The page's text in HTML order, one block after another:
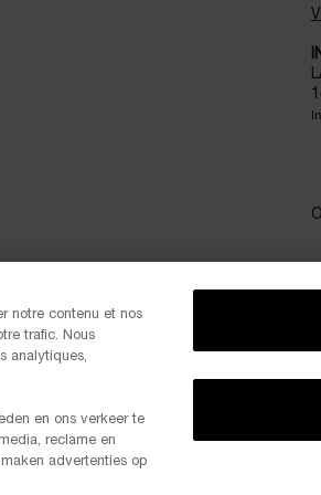
notre contenu et nos
trafic. Nous
analytiques,
en ons verkeer te
reclame en
advertenties op